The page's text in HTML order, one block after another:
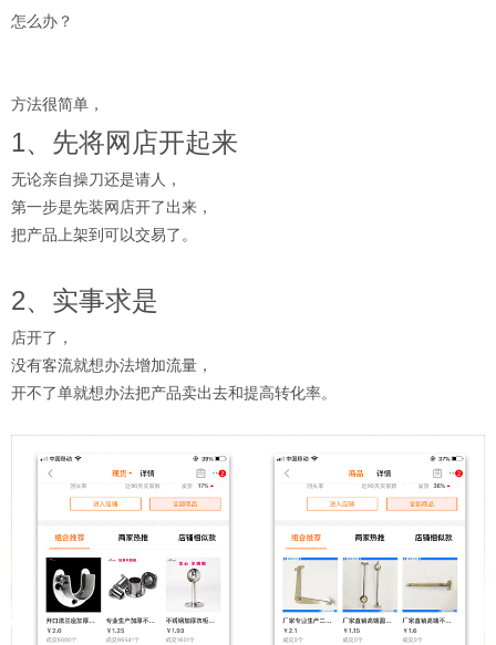
怎么办？
方法很简单，
1、先将网店开起来
无论亲自操刀还是请人，
第一步是先装网店开了出来，
把产品上架到可以交易了。
2、实事求是
店开了，
没有客流就想办法增加流量，
开不了单就想办法把产品卖出去和提高转化率。